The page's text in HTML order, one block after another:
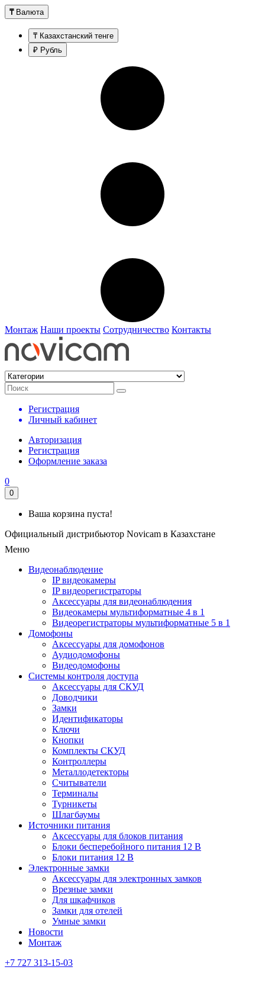
₸ Валюта
₸ Казахстанский тенге
₽ Рубль
Монтаж Наши проекты Сотрудничество Контакты
Регистрация
Личный кабинет
Авторизация
Регистрация
Оформление заказа
0
0
Ваша корзина пуста!
Официальный дистрибьютор Novicam в Казахстане
Меню
Видеонаблюдение
IP видеокамеры
IP видеорегистраторы
Аксессуары для видеонаблюдения
Видеокамеры мультиформатные 4 в 1
Видеорегистраторы мультиформатные 5 в 1
Домофоны
Аксессуары для домофонов
Аудиодомофоны
Видеодомофоны
Системы контроля доступа
Аксессуары для СКУД
Доводчики
Замки
Идентификаторы
Ключи
Кнопки
Комплекты СКУД
Контроллеры
Металлодетекторы
Считыватели
Терминалы
Турникеты
Шлагбаумы
Источники питания
Аксессуары для блоков питания
Блоки бесперебойного питания 12 В
Блоки питания 12 В
Электронные замки
Аксессуары для электронных замков
Врезные замки
Для шкафчиков
Замки для отелей
Умные замки
Новости
Монтаж
+7 727 313-15-03